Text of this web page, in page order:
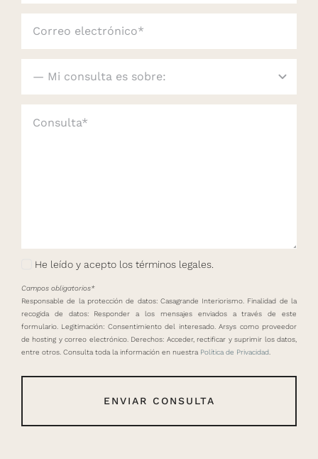
He leído y acepto los términos legales.
Campos obligatorios*
Responsable de la protección de datos: Casagrande Interiorismo. Finalidad de la
recogida de datos: Responder a los mensajes enviados a través de este
formulario. Legitimación: Consentimiento del interesado. Arsys como proveedor
de hosting y correo electrónico. Derechos: Acceder, rectificar y suprimir los datos,
entre otros. Consulta toda la información en nuestra Política de Privacidad
ENVIAR CONSULTA